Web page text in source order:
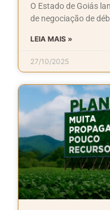
O Estado de Goiás
de negociação de
LEIA MAIS »
27/10/2025